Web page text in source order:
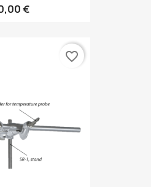
€
favorite_border